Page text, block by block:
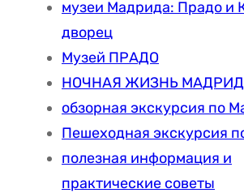
музеи Мадрида: Прадо и
дворец
Музей ПРАДО
НОЧНАЯ ЖИЗНЬ
обзорная экскурсия по
Пешеходная экскурсия
полезная информация и
практические советы